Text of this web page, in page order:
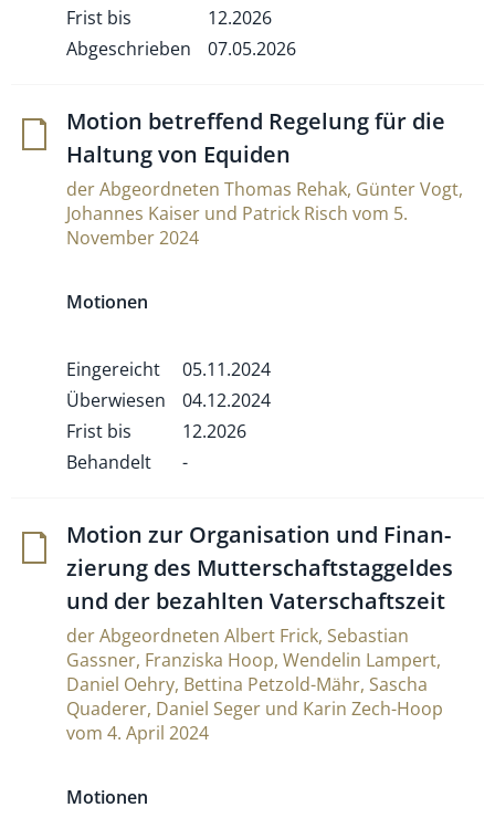
Frist bis
12.2026
Abgeschrieben
07.05.2026
Motion betref­fend Rege­lung für die
Hal­tung von Equiden
der Abgeordneten Thomas Rehak, Günter Vogt,
Johannes Kaiser und Patrick Risch vom 5.
November 2024
Motionen
Eingereicht
05.11.2024
Überwiesen
04.12.2024
Frist bis
12.2026
Behandelt
-
Motion zur Orga­ni­sa­tion und Finan­
zie­rung des Mut­ter­schafts­tag­geldes
und der bezahlten Vaterschaftszeit
der Abgeordneten Albert Frick, Sebastian
Gassner, Franziska Hoop, Wendelin Lampert,
Daniel Oehry, Bettina Petzold-Mähr, Sascha
Quaderer, Daniel Seger und Karin Zech-Hoop
vom 4. April 2024
Motionen